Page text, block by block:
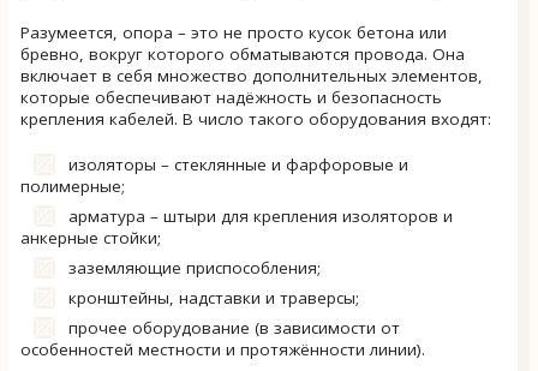
Разумеется, опора – это не просто кусок бетона или
бревно, вокруг которого обматываются провода. Она
включает в себя множество дополнительных элементов,
которые обеспечивают надёжность и безопасность
крепления кабелей. В число такого оборудования входят:
изоляторы – стеклянные и фарфоровые и
полимерные;
арматура – штыри для крепления изоляторов и
анкерные стойки;
заземляющие приспособления;
кронштейны, надставки и траверсы;
прочее оборудование (в зависимости от
особенностей местности и протяжённости линии).